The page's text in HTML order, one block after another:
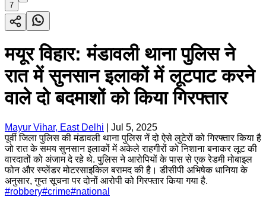
7
मयूर विहार: मंडावली थाना पुलिस ने
रात में सुनसान इलाकों में लूटपाट करने
वाले दो बदमाशों को किया गिरफ्तार
Mayur Vihar, East Delhi
Jul 5, 2025
पूर्वी जिला पुलिस की मंडावली थाना पुलिस नें दो ऐसे लुटेरों को गिरफ्तार किया है
जो रात के समय सुनसान इलाकों में अकेले राहगीरों को निशाना बनाकर लूट की
वारदातों को अंजाम दे रहे थे. पुलिस ने आरोपियों के पास से एक रेडमी मोबाइल
फोन और स्प्लेंडर मोटरसाइकिल बरामद की है। डीसीपी अभिषेक धानिया के
अनुसार, गुप्त सूचना पर दोनों आरोपी को गिरफ्तार किया गया है.
#robbery#crime#national